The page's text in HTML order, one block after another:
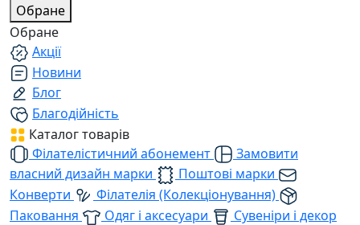
Обране
Обране
Акції
Новини
Блог
Благодійність
Каталог товарів
Філателістичний абонемент
Замовити
власний дизайн марки
Поштові марки
Конверти
Філателія (Колекціонування)
Паковання
Одяг і аксесуари
Сувеніри і декор